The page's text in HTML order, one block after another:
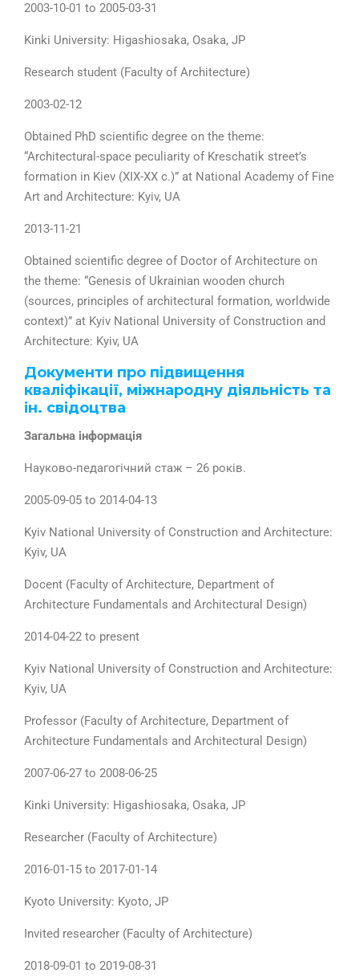
2003-10-01 to 2005-03-31
Kinki University: Higashiosaka, Osaka, JP
Research student (Faculty of Architecture)
2003-02-12
Obtained PhD scientific degree on the theme:
“Architectural-space peculiarity of Kreschatik street’s
formation in Kiev (XIX-XX c.)” at National Academy of Fine
Art and Architecture: Kyiv, UA
2013-11-21
Obtained scientific degree of Doctor of Architecture on
the theme: “Genesis of Ukrainian wooden church
(sources, principles of architectural formation, worldwide
context)” at Kyiv National University of Construction and
Architecture: Kyiv, UA
Документи про підвищення
кваліфікації, міжнародну діяльність та
ін. свідоцтва
Загальна інформація
Науково-педагогічний стаж – 26 років.
2005-09-05 to 2014-04-13
Kyiv National University of Construction and Architecture:
Kyiv, UA
Docent (Faculty of Architecture, Department of
Architecture Fundamentals and Architectural Design)
2014-04-22 to present
Kyiv National University of Construction and Architecture:
Kyiv, UA
Professor (Faculty of Architecture, Department of
Architecture Fundamentals and Architectural Design)
2007-06-27 to 2008-06-25
Kinki University: Higashiosaka, Osaka, JP
Researcher (Faculty of Architecture)
2016-01-15 to 2017-01-14
Kyoto University: Kyoto, JP
Invited researcher (Faculty of Architecture)
2018-09-01 to 2019-08-31